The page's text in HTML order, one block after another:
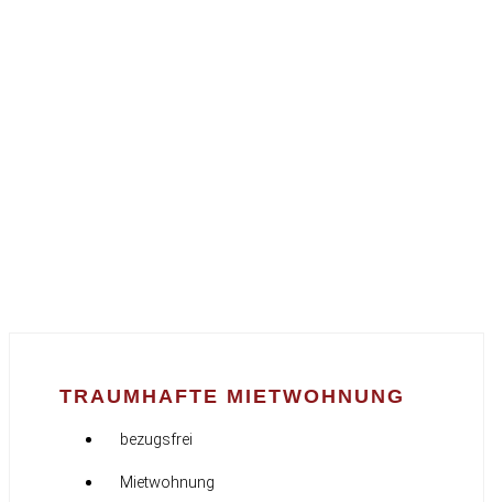
TRAUMHAFTE MIETWOHNUNG
bezugsfrei
Mietwohnung